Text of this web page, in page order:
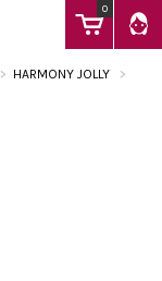
0
HARMONY JOLLY